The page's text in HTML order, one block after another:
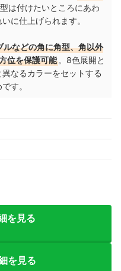
は付けたいところにあわ
に仕上げられます。
ルなどの角に角型、角以外
位を保護可能 。8色展開と
なるカラーをセットする
す。
を見る
を見る